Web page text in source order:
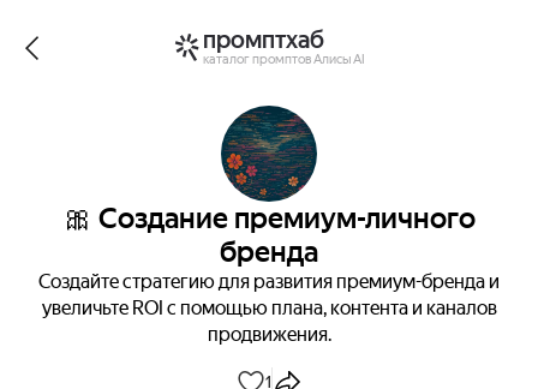
промптхаб
каталог промптов Алисы AI
🎀 Создание премиум-личного
бренда
Создайте стратегию для развития премиум-бренда и
увеличьте ROI с помощью плана, контента и каналов
продвижения.
1